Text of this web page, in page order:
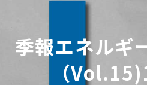
季報エネル
（